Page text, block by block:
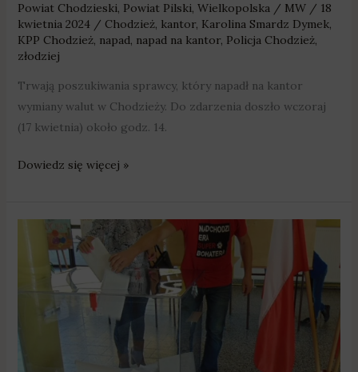
Powiat Chodzieski, Powiat Pilski, Wielkopolska/ MW / 18
kwietnia 2024 / Chodzież, kantor, Karolina Smardz Dymek,
KPP Chodzież, napad, napad na kantor, Policja Chodzież,
złodziej
Trwają poszukiwania sprawcy, który napadł na kantor
wymiany walut w Chodzieży. Do zdarzenia doszło wczoraj
(17 kwietnia) około godz. 14.
Dowiedz się więcej »
niedzielę
wybierzemy
radnych,
wójtów,